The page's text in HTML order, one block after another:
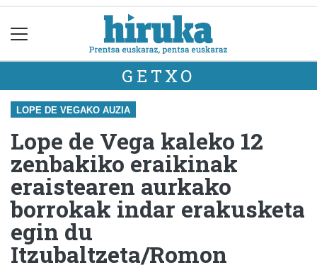
GETXO
LOPE DE VEGAKO AUZIA
Lope de Vega kaleko 12
zenbakiko eraikinak
eraistearen aurkako
borrokak indar erakusketa
egin du
Itzubaltzeta/Romon